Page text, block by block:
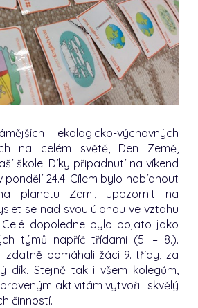
ekologicko-výchovných
na celém světě, Den Země,
škole. Díky připadnutí na víkend
pondělí 24.4. Cílem bylo nabídnout
planetu Zemi, upozornit na
se nad svou úlohou ve vztahu
dopoledne bylo pojato jako
týmů napříč třídami (5. – 8.).
zdatně pomáhali žáci 9. třídy, za
dík. Stejně tak i všem kolegům,
aktivitám vytvořili skvělý
činností.